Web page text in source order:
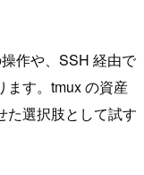
作や、SSH 経由で
ます。tmux の資産
た選択肢として試す